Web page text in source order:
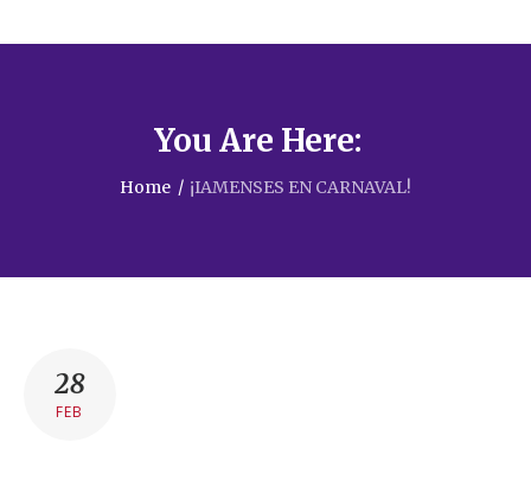
You Are Here:
Home / ¡IAMENSES EN CARNAVAL!
28
FEB